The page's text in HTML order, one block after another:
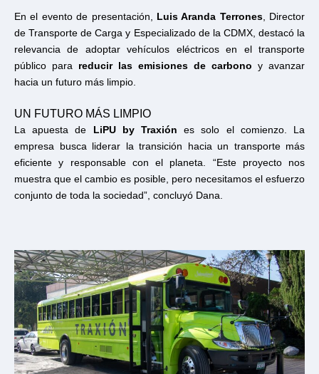
En el evento de presentación, Luis Aranda Terrones, Director
de Transporte de Carga y Especializado de la CDMX, destacó la
relevancia de adoptar vehículos eléctricos en el transporte
público para
reducir las emisiones de carbono y avanzar
hacia un futuro más limpio.
UN FUTURO MÁS LIMPIO
La apuesta de LiPU by Traxión
es solo el comienzo. La
empresa busca liderar la transición hacia un transporte más
eficiente y responsable con el planeta. “Este proyecto nos
muestra que el cambio es posible, pero necesitamos el esfuerzo
conjunto de toda la sociedad”, concluyó Dana.